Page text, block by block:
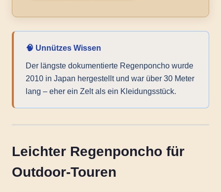
🧠 Unnützes Wissen
Der längste dokumentierte Regenponcho wurde
2010 in Japan hergestellt und war über 30 Meter
lang – eher ein Zelt als ein Kleidungsstück.
Leichter Regenponcho für
Outdoor-Touren